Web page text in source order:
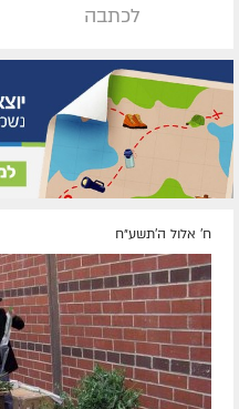
לכתבה
ח' אלול ה׳תשע״ח